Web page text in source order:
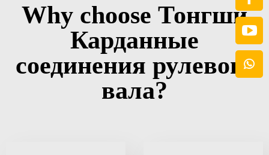
Why choose Тонгши
Карданные
соединения рулевого
вала?